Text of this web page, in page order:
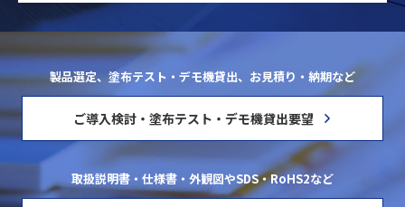
製品選定、塗布テスト・デモ機貸出、お見積り・納期など
ご導入検討・塗布テスト・デモ機貸出要望
取扱説明書・仕様書・外観図やSDS・RoHS2など